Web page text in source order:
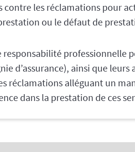
les réclamations pour
ou le défaut de
responsabilité professionnelle
d’assurance), ainsi que
réclamations alléguant un
dans la prestation de ces